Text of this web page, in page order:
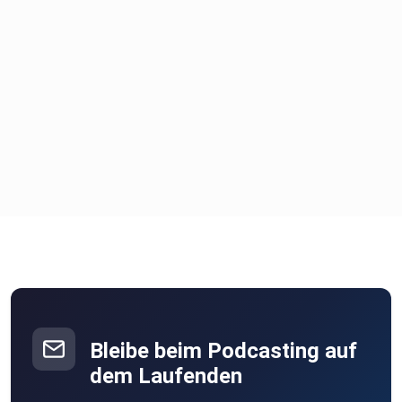
Euer Peter und die Suse
Bleibe beim Podcasting auf
dem Laufenden